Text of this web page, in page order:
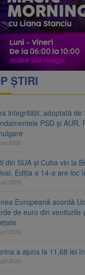
hotărâri de Guvern
la promulgare
ȘTIRI
integrității, adoptată de
PSD și AUR.
2026
din SUA și Cuba vin la
Ediția a 14-a are loc
2026
Europeană acordă
de euro din veniturile
2026
a ajuns la 11,68 lei
2026